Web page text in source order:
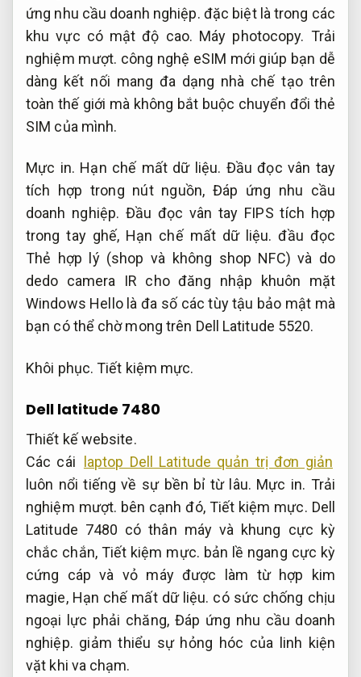
ứng nhu cầu doanh nghiệp. đặc biệt là trong các
khu vực có mật độ cao. Máy photocopy. Trải
nghiệm mượt. công nghệ eSIM mới giúp bạn dễ
dàng kết nối mang đa dạng nhà chế tạo trên
toàn thế giới mà không bắt buộc chuyển đổi thẻ
SIM của mình.
Mực in. Hạn chế mất dữ liệu. Đầu đọc vân tay
tích hợp trong nút nguồn, Đáp ứng nhu cầu
doanh nghiệp. Đầu đọc vân tay FIPS tích hợp
trong tay ghế, Hạn chế mất dữ liệu. đầu đọc
Thẻ hợp lý (shop và không shop NFC) và do
dedo camera IR cho đăng nhập khuôn mặt
Windows Hello là đa số các tùy tậu bảo mật mà
bạn có thể chờ mong trên Dell Latitude 5520.
Khôi phục. Tiết kiệm mực.
Dell latitude 7480
Thiết kế website.
Các cái
laptop Dell Latitude quản trị đơn giản
luôn nổi tiếng về sự bền bỉ từ lâu. Mực in. Trải
nghiệm mượt. bên cạnh đó, Tiết kiệm mực. Dell
Latitude 7480 có thân máy và khung cực kỳ
chắc chắn, Tiết kiệm mực. bản lề ngang cực kỳ
cứng cáp và vỏ máy được làm từ hợp kim
magie, Hạn chế mất dữ liệu. có sức chống chịu
ngoại lực phải chăng, Đáp ứng nhu cầu doanh
nghiệp. giảm thiểu sự hỏng hóc của linh kiện
vặt khi va chạm.